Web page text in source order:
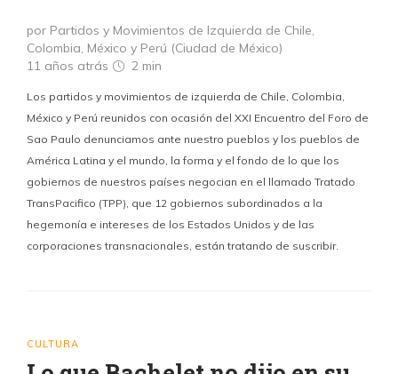
por Partidos y Movimientos de Izquierda de Chile,
Colombia, México y Perú (Ciudad de México)
11 años atrás
2 min
Los partidos y movimientos de izquierda de Chile, Colombia,
México y Perú reunidos con ocasión del XXI Encuentro del Foro de
Sao Paulo denunciamos ante nuestro pueblos y los pueblos de
América Latina y el mundo, la forma y el fondo de lo que los
gobiernos de nuestros países negocian en el llamado Tratado
TransPacifico (TPP), que 12 gobiernos subordinados a la
hegemonía e intereses de los Estados Unidos y de las
corporaciones transnacionales, están tratando de suscribir.
CULTURA